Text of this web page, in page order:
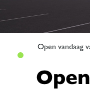
Open vandaag